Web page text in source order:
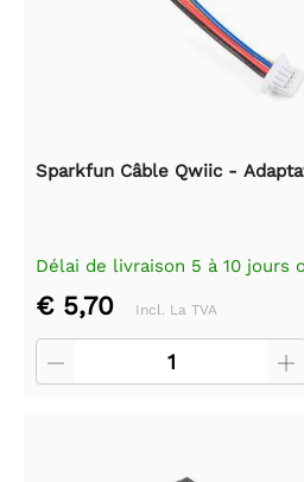
Sparkfun Câble Qwiic -
Délai de livraison 5 à 10 jours
€ 5,70 Incl. La TVA